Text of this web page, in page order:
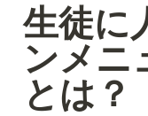
生徒に
ンメニ
とは？